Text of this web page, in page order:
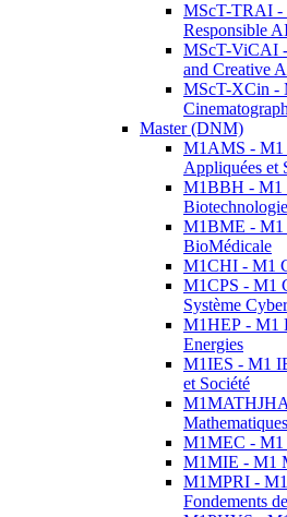
MScT-TRAI -
Responsible
MScT-ViCAI
and Creative
MScT-XCin -
Master (DNM)
M1AMS - M1
Appliquées et
M1BBH - M1
M1BME - M1
BioMédicale
M1CHI - M1
M1CPS - M1
Système
M1HEP - M1
Energies
M1IES - M1
et Société
M1MEC - M1
M1MIE - M1
M1MPRI -
Fondements